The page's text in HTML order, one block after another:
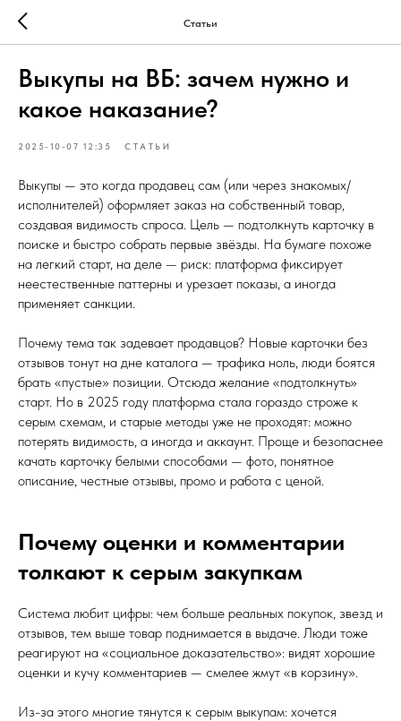
Статьи
Выкупы на ВБ: зачем нужно и
какое наказание?
2025-10-07 12:35 СТАТЬИ
Выкупы — это когда продавец сам (или через знакомых/
исполнителей) оформляет заказ на собственный товар,
создавая видимость спроса. Цель — подтолкнуть карточку в
поиске и быстро собрать первые звёзды. На бумаге похоже
на легкий старт, на деле — риск: платформа фиксирует
неестественные паттерны и урезает показы, а иногда
применяет санкции.
Почему тема так задевает продавцов? Новые карточки без
отзывов тонут на дне каталога — трафика ноль, люди боятся
брать «пустые» позиции. Отсюда желание «подтолкнуть»
старт. Но в 2025 году платформа стала гораздо строже к
серым схемам, и старые методы уже не проходят: можно
потерять видимость, а иногда и аккаунт. Проще и безопаснее
качать карточку белыми способами — фото, понятное
описание, честные отзывы, промо и работа с ценой.
Почему оценки и комментарии
толкают к серым закупкам
Система любит цифры: чем больше реальных покупок, звезд и
отзывов, тем выше товар поднимается в выдаче. Люди тоже
реагируют на «социальное доказательство»: видят хорошие
оценки и кучу комментариев — смелее жмут «в корзину».
Из-за этого многие тянутся к серым выкупам: хочется